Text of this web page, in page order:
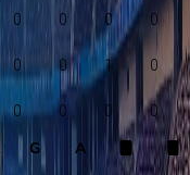
0 0 0 0
0 0 1 0
0 0 0 0
G A